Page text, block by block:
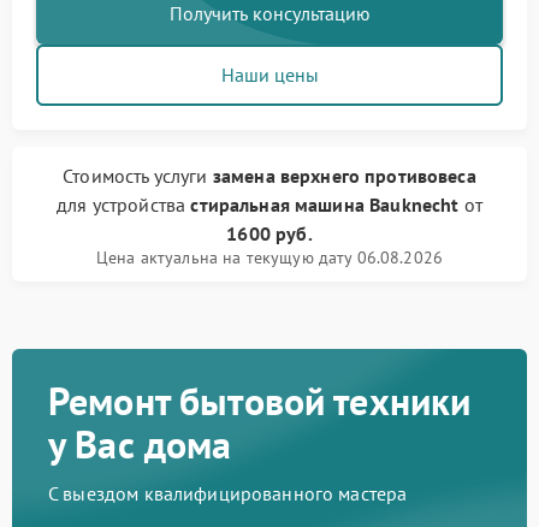
Получить консультацию
Наши цены
Стоимость услуги замена верхнего противовеса
для устройствастиральная машина Bauknecht от
1600 руб.
Цена актуальна на текущую дату 06.08.2026
Ремонт бытовой техники
у Вас дома
С выездом квалифицированного мастера